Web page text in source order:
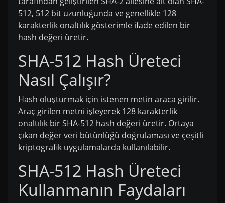
512, 512 bit uzunluğunda ve genellikle 128
karakterlik onaltılık gösterimle ifade edilen bir
hash değeri üretir.
SHA-512 Hash Üreteci
Nasıl Çalışır?
Hash oluşturmak için istenen metin araca girilir.
Araç girilen metni işleyerek 128 karakterlik
onaltılık bir SHA-512 hash değeri üretir. Ortaya
çıkan değer veri bütünlüğü doğrulaması ve çeşitli
kriptografik uygulamalarda kullanılabilir.
SHA-512 Hash Üreteci
Kullanmanın Faydaları